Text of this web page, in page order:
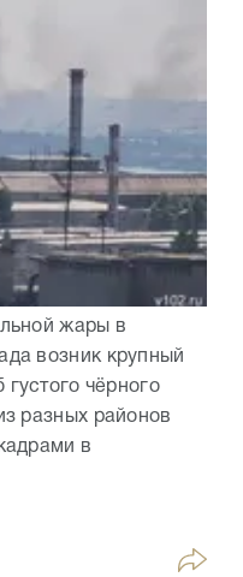
жары в
возник крупный
чёрного
разных районов
в